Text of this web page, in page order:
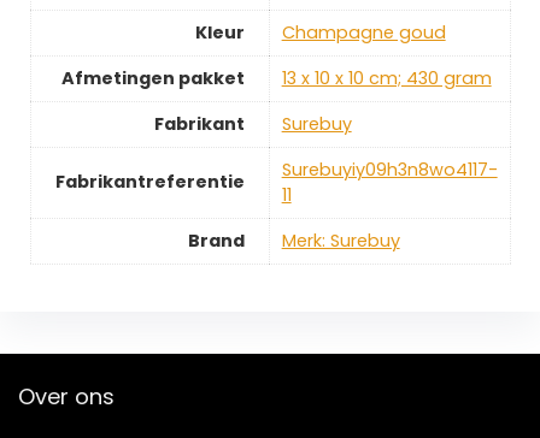
Kleur
‎Champagne goud
Afmetingen pakket
‎13 x 10 x 10 cm; 430 gram
Fabrikant
‎Surebuy
Fabrikantreferentie
‎Surebuyiy09h3n8wo4117-
11
Brand
Merk: Surebuy
Over ons